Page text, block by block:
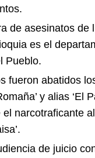
de asesinatos
es el
Pueblo.
fueron abatidos
y alias ‘El
narcotraficante
de juicio